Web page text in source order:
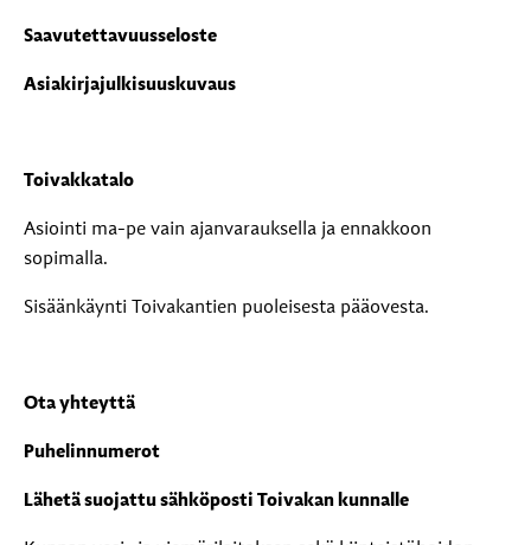
Saavutettavuusseloste
Asiakirjajulkisuuskuvaus
Toivakkatalo
Asiointi ma-pe vain ajanvarauksella ja ennakkoon
sopimalla.
Sisäänkäynti Toivakantien puoleisesta pääovesta.
Ota yhteyttä
Puhelinnumerot
Lähetä suojattu sähköposti Toivakan kunnalle